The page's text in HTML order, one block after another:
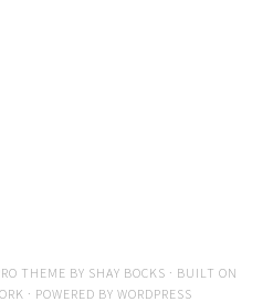
THEME BY SHAY BOCKS · BUILT ON
· POWERED BY WORDPRESS